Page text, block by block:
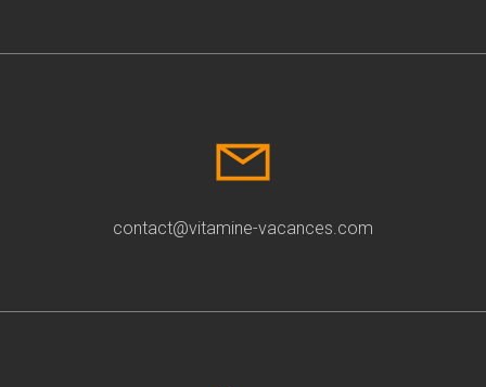
contact@vitamine-vacances.com